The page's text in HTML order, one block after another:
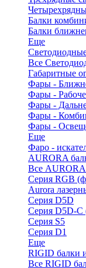
Балки
Балки
Еще
Все
Габаритные
Фары -
Фары -
Фары -
Фары -
Фары -
Еще
Фаро -
AURORA
Все
Серия RGB
Aurora
Серия D5D
Серия D5D-C
Cерия S5
Серия D1
Еще
RIGID балки
Все RIGID